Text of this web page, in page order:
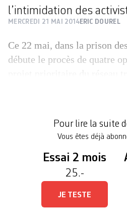
l’intimidation des
MERCREDI 21 MAI 2014ERIC DOUREL
Ce 22 mai, dans la prison
débute le procès de quatre
Val di Susa, une vallée […]
Pour lire la suite
Vous êtes déjà
Essai 2 mois
25.-
JE TESTE